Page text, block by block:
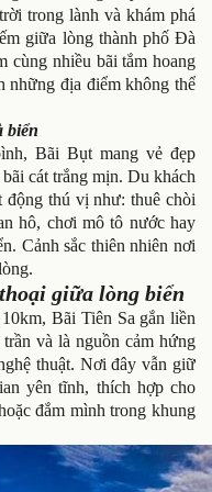
trong lành và khám phá
giữa lòng thành phố Đà
cùng nhiều bãi tắm hoang
những địa điểm không thể
biển
Bãi Bụt mang vẻ đẹp
cát trắng mịn. Du khách
động thú vị như: thuê chòi
hô, chơi mô tô nước hay
Cảnh sắc thiên nhiên nơi
giữa lòng biển
Bãi Tiên Sa gắn liền
và là nguồn cảm hứng
thuật. Nơi đây vẫn giữ
yên tĩnh, thích hợp cho
đắm mình trong khung